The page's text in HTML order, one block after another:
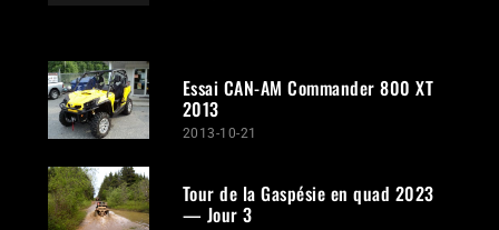
Essai CAN-AM Commander 800 XT
2013
2013-10-21
Tour de la Gaspésie en quad 2023
— Jour 3